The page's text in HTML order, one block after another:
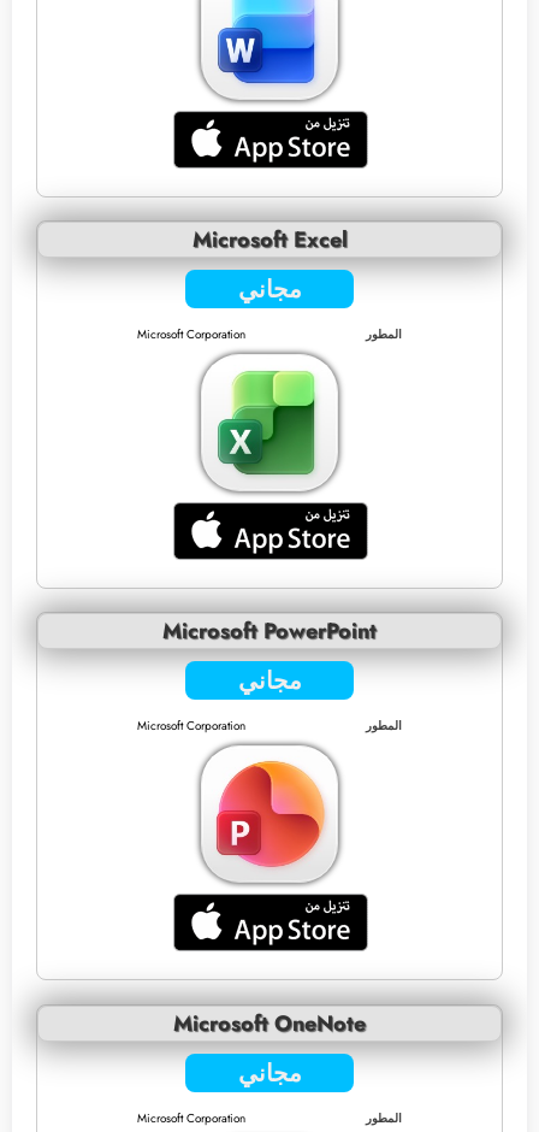
Microsoft Excel
مجاني
المطور Microsoft Corporation
Microsoft PowerPoint
مجاني
المطور Microsoft Corporation
Microsoft OneNote
مجاني
المطور Microsoft Corporation